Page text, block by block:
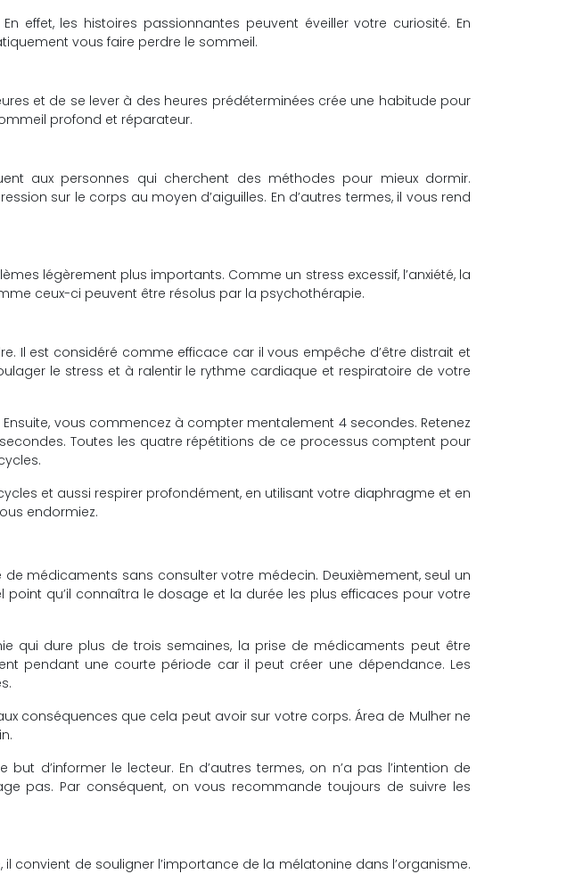
effet, les histoires passionnantes peuvent éveiller votre curiosité. En
vous faire perdre le sommeil.
et de se lever à des heures prédéterminées crée une habitude pour
profond et réparateur.
aux personnes qui cherchent des méthodes pour mieux dormir.
sur le corps au moyen d’aiguilles. En d’autres termes, il vous rend
légèrement plus importants. Comme un stress excessif, l’anxiété, la
ceux-ci peuvent être résolus par la psychothérapie.
Il est considéré comme efficace car il vous empêche d’être distrait et
le stress et à ralentir le rythme cardiaque et respiratoire de votre
vous commencez à compter mentalement 4 secondes. Retenez
Toutes les quatre répétitions de ce processus comptent pour
et aussi respirer profondément, en utilisant votre diaphragme et en
endormiez.
médicaments sans consulter votre médecin. Deuxièmement, seul un
qu’il connaîtra le dosage et la durée les plus efficaces pour votre
qui dure plus de trois semaines, la prise de médicaments peut être
pendant une courte période car il peut créer une dépendance. Les
conséquences que cela peut avoir sur votre corps. Área de Mulher ne
d’informer le lecteur. En d’autres termes, on n’a pas l’intention de
pas. Par conséquent, on vous recommande toujours de suivre les
de souligner l’importance de la mélatonine dans l’organisme.